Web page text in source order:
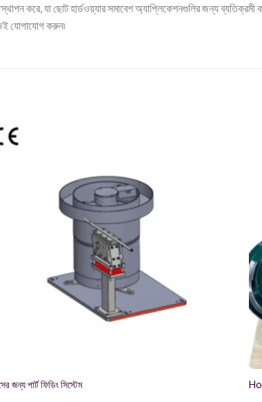
করে, যা ছোট হার্ডওয়্যার সমাবেশ অ্যাপ্লিকেশনগুলির জন্য
যোগাযোগ করুন৷
জন্য পার্ট ফিডিং সিস্টেম